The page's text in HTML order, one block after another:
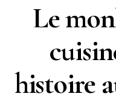
Le
histoire